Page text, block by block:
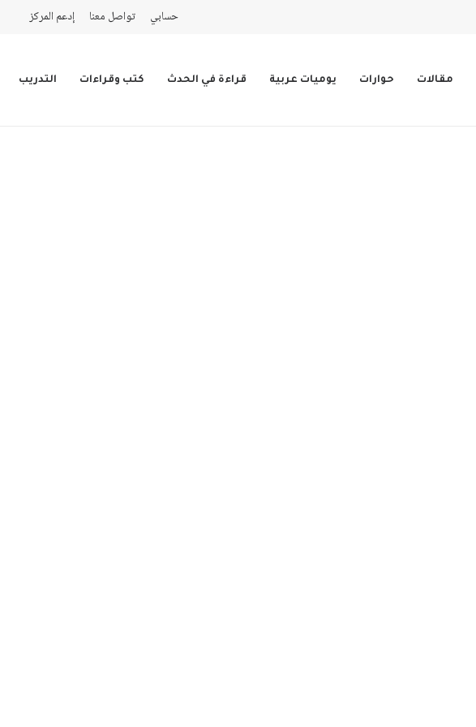
حسابي تواصل معنا إدعم المركز
مقالات حوارات يوميات عربية قراءة في الحدث كتب وقراءات التدريب